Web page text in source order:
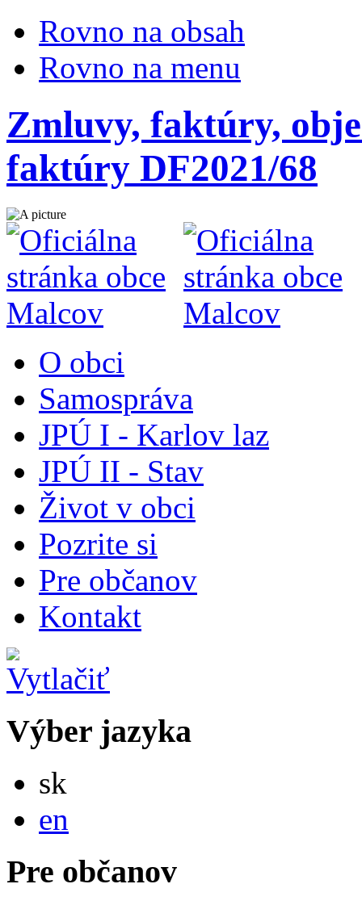
Rovno na obsah
Rovno na menu
Zmluvy, faktúry,
faktúry DF2021/68
O obci
Samospráva
JPÚ I - Karlov laz
JPÚ II - Stav
Život v obci
Pozrite si
Pre občanov
Kontakt
Výber jazyka
sk
en
Pre občanov